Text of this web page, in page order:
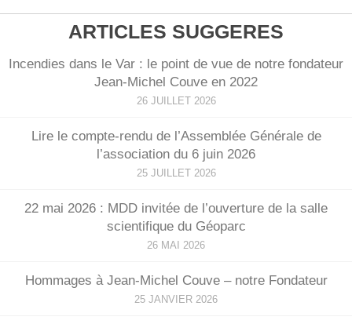
ARTICLES SUGGERES
Incendies dans le Var : le point de vue de notre fondateur
Jean-Michel Couve en 2022
26 JUILLET 2026
Lire le compte-rendu de l’Assemblée Générale de
l’association du 6 juin 2026
25 JUILLET 2026
22 mai 2026 : MDD invitée de l’ouverture de la salle
scientifique du Géoparc
26 MAI 2026
Hommages à Jean-Michel Couve – notre Fondateur
25 JANVIER 2026